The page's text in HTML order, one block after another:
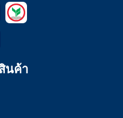
นค้า